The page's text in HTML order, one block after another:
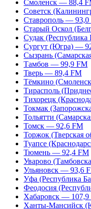
Смоленск — 88,4
Советск
Ставрополь — 93,0
Старый Оскол
Судак
Сургут (Югра) —
Сызрань
Тамбов — 99,9 FM
Тверь — 89,4 FM
Тёмкино
Тирасполь
Тихорецк
Токмак
Тольятти
Томск — 92,6 FM
Торжок (Тверская
Туапсе
Тюмень — 92,4 FM
Уварово
Ульяновск — 93,6
Уфа (Республика
Феодосия
Хабаровск — 107,9
Ханты-Мансийск